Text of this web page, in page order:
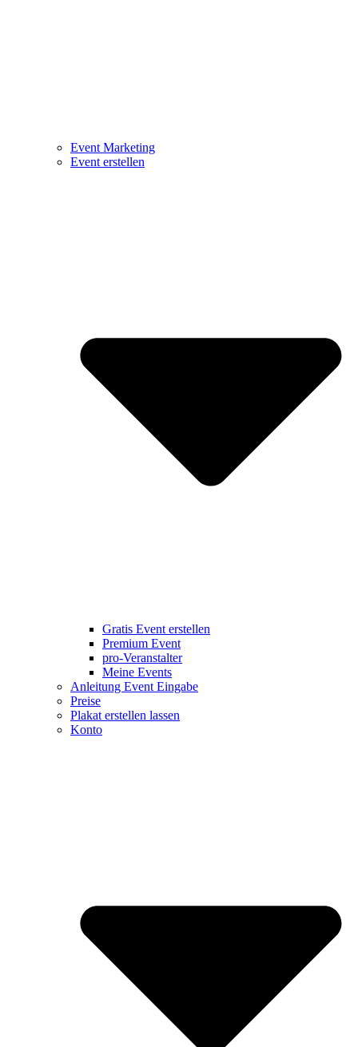
Event Marketing
Event erstellen
Gratis Event erstellen
Premium Event
pro-Veranstalter
Meine Events
Anleitung Event Eingabe
Preise
Plakat erstellen lassen
Konto